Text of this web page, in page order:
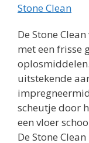
Stone Clean
De Stone
met een frisse
uitstekende
scheutje door
een vloer
De Stone